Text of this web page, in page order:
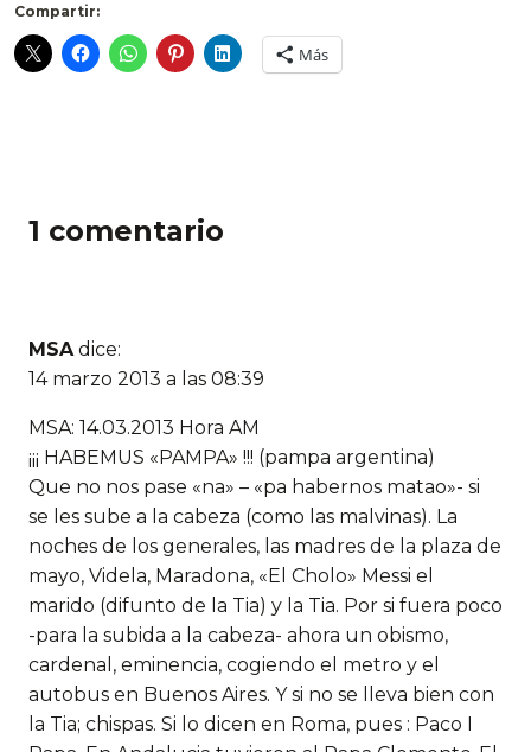
Compartir:
Más
1 comentario
MSA dice:
14 marzo 2013 a las 08:39
MSA: 14.03.2013 Hora AM
¡¡¡ HABEMUS «PAMPA» !!! (pampa argentina)
Que no nos pase «na» – «pa habernos matao»- si
se les sube a la cabeza (como las malvinas). La
noches de los generales, las madres de la plaza de
mayo, Videla, Maradona, «El Cholo» Messi el
marido (difunto de la Tia) y la Tia. Por si fuera poco
-para la subida a la cabeza- ahora un obismo,
cardenal, eminencia, cogiendo el metro y el
autobus en Buenos Aires. Y si no se lleva bien con
la Tia; chispas. Si lo dicen en Roma, pues : Paco I